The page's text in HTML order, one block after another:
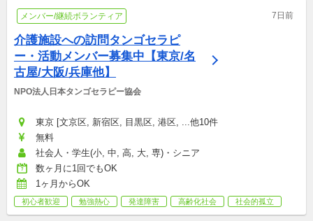
メンバー/継続ボランティア 7日前
介護施設への訪問タンゴセラピ
ー・活動メンバー募集中【東京/名
古屋/大阪/兵庫他】
NPO法人日本タンゴセラピー協会
東京 [文京区, 新宿区, 目黒区, 港区, ...他10件
無料
社会人・学生(小, 中, 高, 大, 専)・シニア
数ヶ月に1回でもOK
1ヶ月からOK
初心者歓迎 勉強熱心 発達障害 高齢化社会 社会的孤立